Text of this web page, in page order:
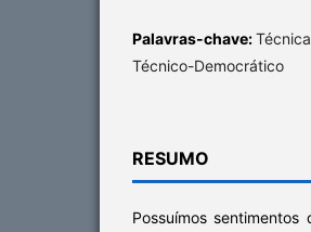
Palavras-chave:
Técnico-Democrático
RESUMO
Possuímos